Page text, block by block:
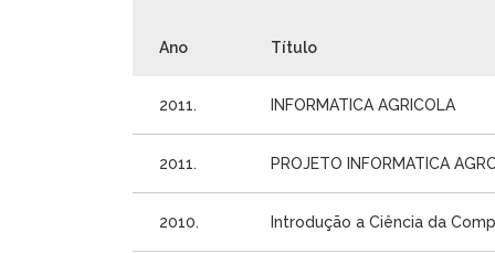
Ano Título
2011. INFORMATICA AGRICOLA
2011. PROJETO INFORMATICA
2010. Introdução a Ciência da